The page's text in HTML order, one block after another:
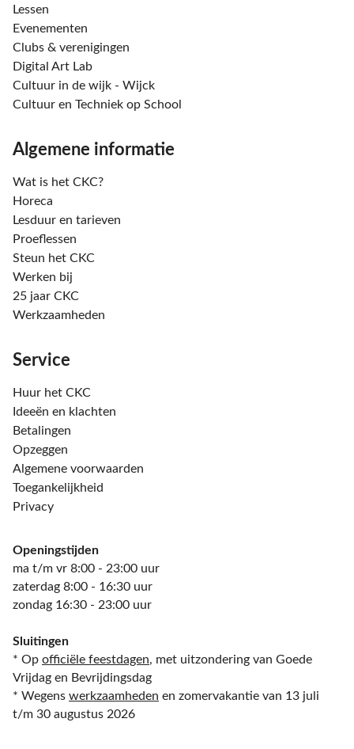
Lessen
Evenementen
Clubs & verenigingen
Digital Art Lab
Cultuur in de wijk - Wijck
Cultuur en Techniek op School
Algemene informatie
Wat is het CKC?
Horeca
Lesduur en tarieven
Proeflessen
Steun het CKC
Werken bij
25 jaar CKC
Werkzaamheden
Service
Huur het CKC
Ideeën en klachten
Betalingen
Opzeggen
Algemene voorwaarden
Toegankelijkheid
Privacy
Openingstijden
ma t/m vr 8:00 - 23:00 uur
zaterdag 8:00 - 16:30 uur
zondag 16:30 - 23:00 uur
Sluitingen
* Op officiële feestdagen, met uitzondering van Goede
Vrijdag en Bevrijdingsdag
* Wegens werkzaamheden en zomervakantie van 13 juli
t/m 30 augustus 2026